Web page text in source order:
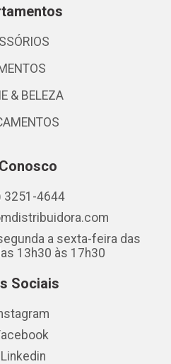
& BELEZA
3251-4644
a sexta-feira das
13h30 às 17h30
Sociais
Linkedin